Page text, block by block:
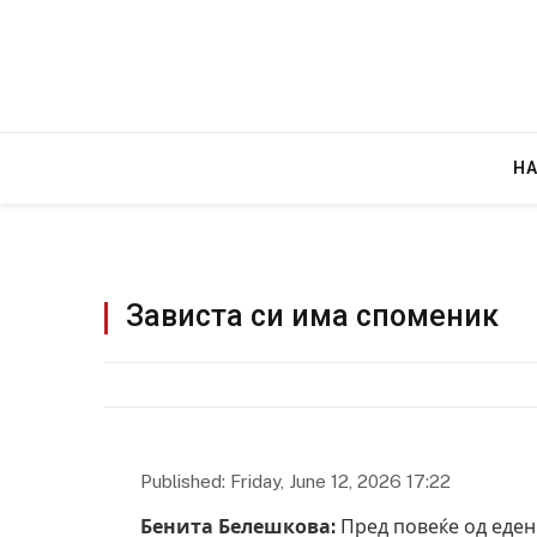
Зависта си има споменик
Published: Friday, June 12, 2026 17:22
Бенита Белешкова: Пред повеќе од